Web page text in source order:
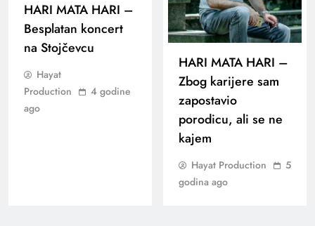
HARI MATA HARI –
Besplatan koncert
na Stojčevcu
Hayat
Production
4 godine
ago
HARI MATA HARI –
Zbog karijere sam
zapostavio
porodicu, ali se ne
kajem
Hayat Production
5
godina ago